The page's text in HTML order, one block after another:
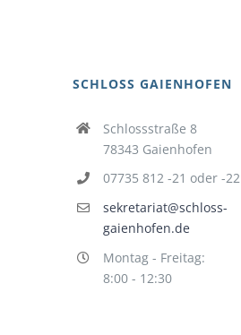
SCHLOSS GAIENHOFEN
Schlossstraße 8
78343 Gaienhofen
07735 812 -21 oder -22
sekretariat@schloss-
gaienhofen.de
Montag - Freitag:
8:00 - 12:30